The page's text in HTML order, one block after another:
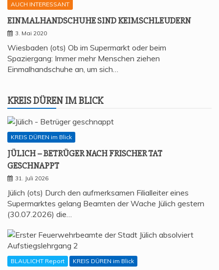
AUCH INTERESSANT
EIN­MAL­HAND­SCHU­HE SIND KEIMSCHLEUDERN
3. Mai 2020
Wiesbaden (ots) Ob im Supermarkt oder beim
Spaziergang: Immer mehr Menschen ziehen
Einmalhandschuhe an, um sich…
KREIS DÜREN IM BLICK
KREIS DÜREN im Blick
JÜLICH – BETRÜ­GER NACH FRI­SCHER TAT
GESCHNAPPT
31. Juli 2026
Jülich (ots) Durch den aufmerksamen Filialleiter eines
Supermarktes gelang Beamten der Wache Jülich gestern
(30.07.2026) die…
BLAULICHT Report KREIS DÜREN im Blick